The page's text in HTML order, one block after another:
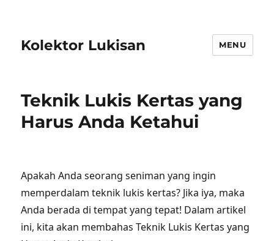
Kolektor Lukisan MENU
Teknik Lukis Kertas yang
Harus Anda Ketahui
Apakah Anda seorang seniman yang ingin
memperdalam teknik lukis kertas? Jika iya, maka
Anda berada di tempat yang tepat! Dalam artikel
ini, kita akan membahas Teknik Lukis Kertas yang